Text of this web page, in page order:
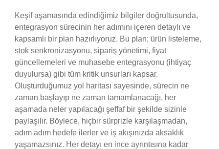
Keşif aşamasında edindiğimiz bilgiler doğrultusunda,
entegrasyon sürecinin her adımını içeren detaylı ve
kapsamlı bir plan hazırlıyoruz. Bu plan; ürün listeleme,
stok senkronizasyonu, sipariş yönetimi, fiyat
güncellemeleri ve muhasebe entegrasyonu (ihtiyaç
duyulursa) gibi tüm kritik unsurları kapsar.
Oluşturduğumuz yol haritası sayesinde, sürecin ne
zaman başlayıp ne zaman tamamlanacağı, her
aşamada neler yapılacağı şeffaf bir şekilde sizinle
paylaşılır. Böylece, hiçbir sürprizle karşılaşmadan,
adım adım hedefe ilerler ve iş akışınızda aksaklık
yaşamazsınız. Her detayı en ince ayrıntısına kadar